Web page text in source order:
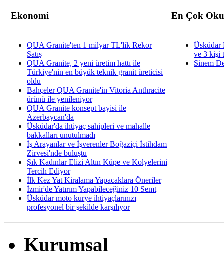
Ekonomi En Çok
QUA Granite'ten 1 milyar TL'lik Rekor
Satış
QUA Granite, 2 yeni üretim hattı ile
Türkiye'nin en büyük teknik granit üreticisi
oldu
Bahçeler QUA Granite'in Vitoria Anthracite
ürünü ile yenileniyor
QUA Granite konsept bayisi ile
Azerbaycan'da
Üsküdar'da ihtiyaç sahipleri ve mahalle
bakkalları unutulmadı
İş Arayanlar ve İşverenler Boğaziçi İstihdam
Zirvesi'nde buluştu
Şık Kadınlar Elizi Altın Küpe ve Kolyelerini
Tercih Ediyor
İlk Kez Yat Kiralama Yapacaklara Öneriler
İzmir'de Yatırım Yapabileceğiniz 10 Semt
Üsküdar moto kurye ihtiyaçlarınızı
profesyonel bir şekilde karşılıyor
Üsküdar
ve 3 kişi
Sinem
Kurumsal